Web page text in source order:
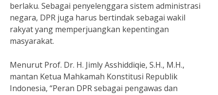
berlaku. Sebagai penyelenggara sistem administrasi
negara, DPR juga harus bertindak sebagai wakil
rakyat yang memperjuangkan kepentingan
masyarakat.
Menurut Prof. Dr. H. Jimly Asshiddiqie, S.H., M.H.,
mantan Ketua Mahkamah Konstitusi Republik
Indonesia, “Peran DPR sebagai pengawas dan